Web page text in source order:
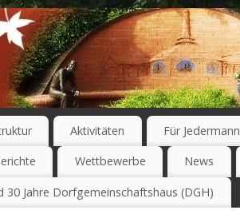
Aktivitäten Für Jedermann
Wettbewerbe News
Jahre Dorfgemeinschaftshaus (DGH)